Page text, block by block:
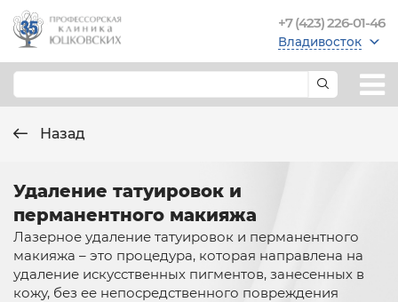
+7 (423) 226-01-46
Владивосток
Назад
Удаление татуировок и
перманентного макияжа
Лазерное удаление татуировок и перманентного
макияжа – это процедура, которая направлена на
удаление искусственных пигментов, занесенных в
кожу, без ее непосредственного повреждения